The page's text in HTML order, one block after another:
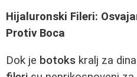
Hijaluronski Fileri:
Protiv Boca
Dok je botoks kralj za